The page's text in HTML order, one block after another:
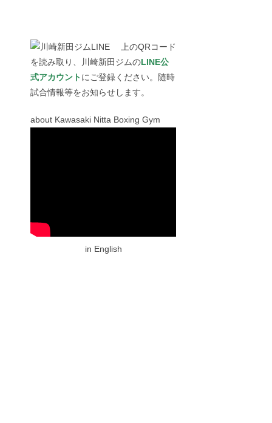
上のQRコード
を読み取り、川崎新田ジムのLINE公
式アカウントにご登録ください。随時
試合情報等をお知らせします。
about Kawasaki Nitta Boxing Gym
in English